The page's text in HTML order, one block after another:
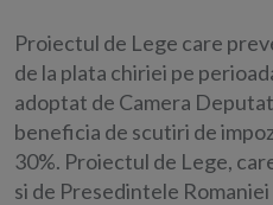
Proiectul de Lege care
de la plata chiriei pe
adoptat de Camera
beneficia de scutiri de
30%. Proiectul de Lege,
si de Presedintele